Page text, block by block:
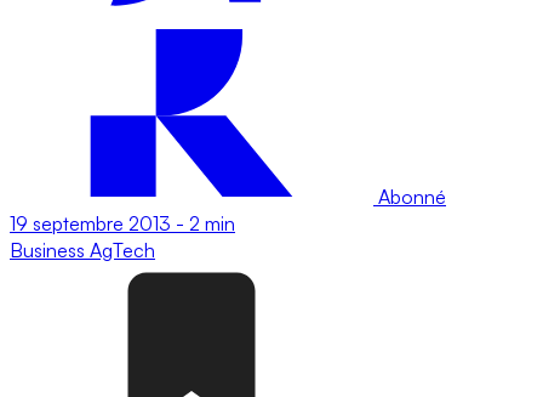
Abonné
19 septembre 2013 - 2 min
Business AgTech